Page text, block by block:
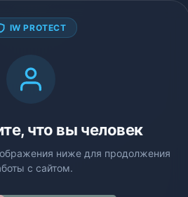
IW PROTECT
что вы человек
ниже для продолжения
с сайтом.